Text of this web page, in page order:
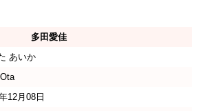
多田愛佳
あいか
12月08日